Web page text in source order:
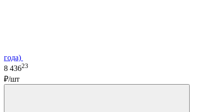
года)
8 43623
₽/шт